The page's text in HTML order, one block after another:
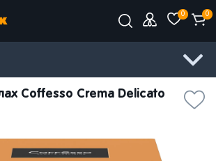
0 0
Coffesso Crema Delicato